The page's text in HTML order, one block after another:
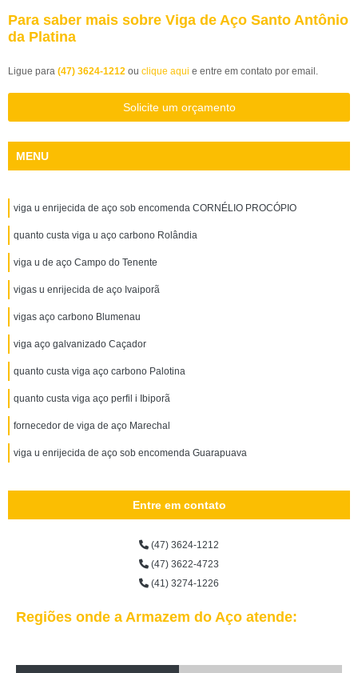
Para saber mais sobre Viga de Aço Santo Antônio
da Platina
Ligue para (47) 3624-1212 ou clique aqui e entre em contato por email.
Solicite um orçamento
MENU
viga u enrijecida de aço sob encomenda CORNÉLIO PROCÓPIO
quanto custa viga u aço carbono Rolândia
viga u de aço Campo do Tenente
vigas u enrijecida de aço Ivaiporã
vigas aço carbono Blumenau
viga aço galvanizado Caçador
quanto custa viga aço carbono Palotina
quanto custa viga aço perfil i Ibiporã
fornecedor de viga de aço Marechal
viga u enrijecida de aço sob encomenda Guarapuava
Entre em contato
(47) 3624-1212
(47) 3622-4723
(41) 3274-1226
Regiões onde a Armazem do Aço atende: